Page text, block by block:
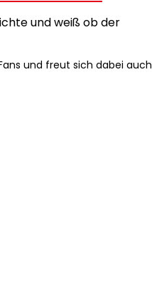
und weiß ob der
und freut sich dabei auch